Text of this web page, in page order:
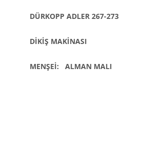
DÜRKOPP ADLER 267-273
DİKİŞ MAKİNASI
MENŞEİ: ALMAN MALI